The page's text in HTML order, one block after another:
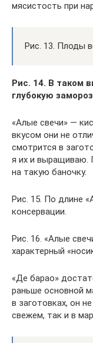
мясистость при
Рис. 13. Плоды
Рис. 14. В таком
глубокую
«Алые свечи» —
вкусом они не
смотрится в
я их и выращиваю.
на такую баночку.
Рис. 15. По длине
консервации.
Рис. 16. «Алые
характерный
«Де барао»
раньше основной
в заготовках, он
свежем, так и в